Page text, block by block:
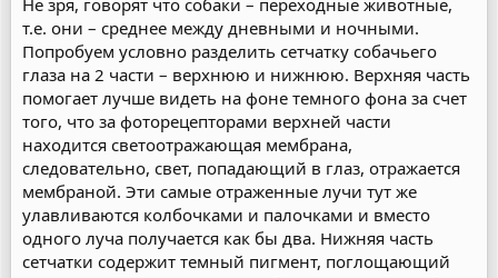
Не зря, говорят что собаки – переходные животные,
т.е. они – среднее между дневными и ночными.
Попробуем условно разделить сетчатку собачьего
глаза на 2 части – верхнюю и нижнюю. Верхняя часть
помогает лучше видеть на фоне темного фона за счет
того, что за фоторецепторами верхней части
находится светоотражающая мембрана,
следовательно, свет, попадающий в глаз, отражается
мембраной. Эти самые отраженные лучи тут же
улавливаются колбочками и палочками и вместо
одного луча получается как бы два. Нижняя часть
сетчатки содержит темный пигмент, поглощающий